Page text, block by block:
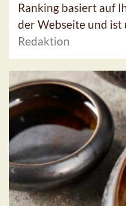
Ranking basiert auf
der Webseite und ist
Redaktion